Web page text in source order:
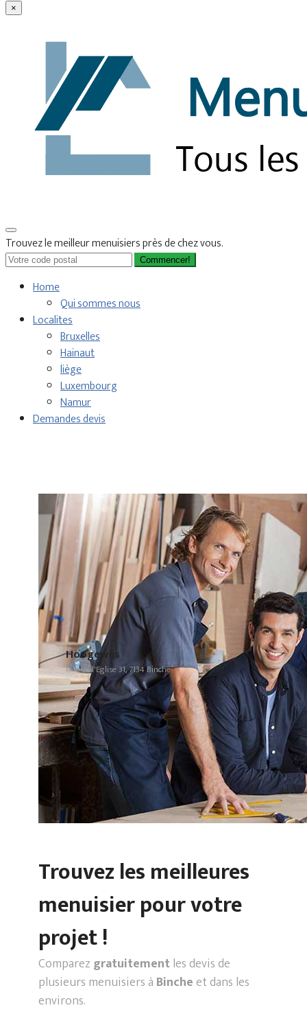
×
Trouvez le meilleur menuisiers près de chez vous.
Commencer!
Home
Qui sommes nous
Localites
Bruxelles
Hainaut
liège
Luxembourg
Namur
Demandes devis
Hoogewijs
Rue de l'Eglise 31, 7134 Binche
Trouvez les meilleures
menuisier pour votre
projet !
Comparez gratuitementles devis de
plusieurs menuisiers à Bincheet dans les
environs.